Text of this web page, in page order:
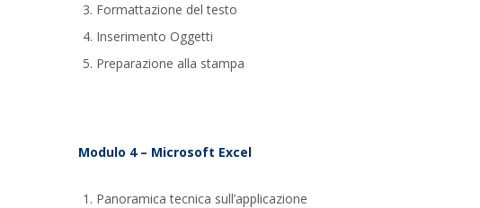
Formattazione del testo
Inserimento Oggetti
Preparazione alla stampa
Modulo 4 – Microsoft Excel
Panoramica tecnica sull’applicazione